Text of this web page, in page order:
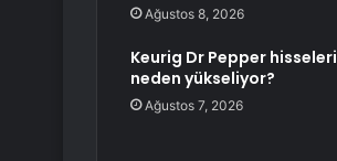
Ağustos 8, 2026
Keurig Dr Pepper hisseleri
neden yükseliyor?
Ağustos 7, 2026